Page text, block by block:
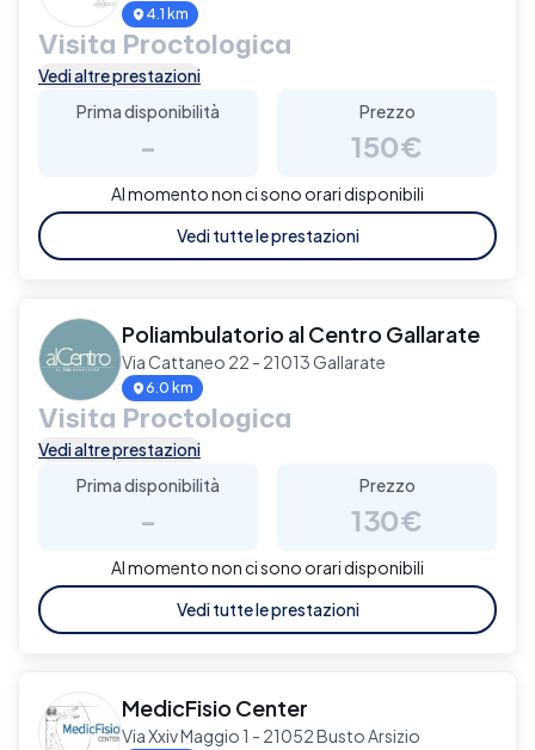
4.1 km
Visita Proctologica
Vedi altre prestazioni
Prima disponibilità
-
Prezzo
150€
Al momento non ci sono orari disponibili
Vedi tutte le prestazioni
Poliambulatorio al Centro Gallarate
Via Cattaneo 22 - 21013 Gallarate
6.0 km
Visita Proctologica
Vedi altre prestazioni
Prima disponibilità
-
Prezzo
130€
Al momento non ci sono orari disponibili
Vedi tutte le prestazioni
MedicFisio Center
Via Xxiv Maggio 1 - 21052 Busto Arsizio